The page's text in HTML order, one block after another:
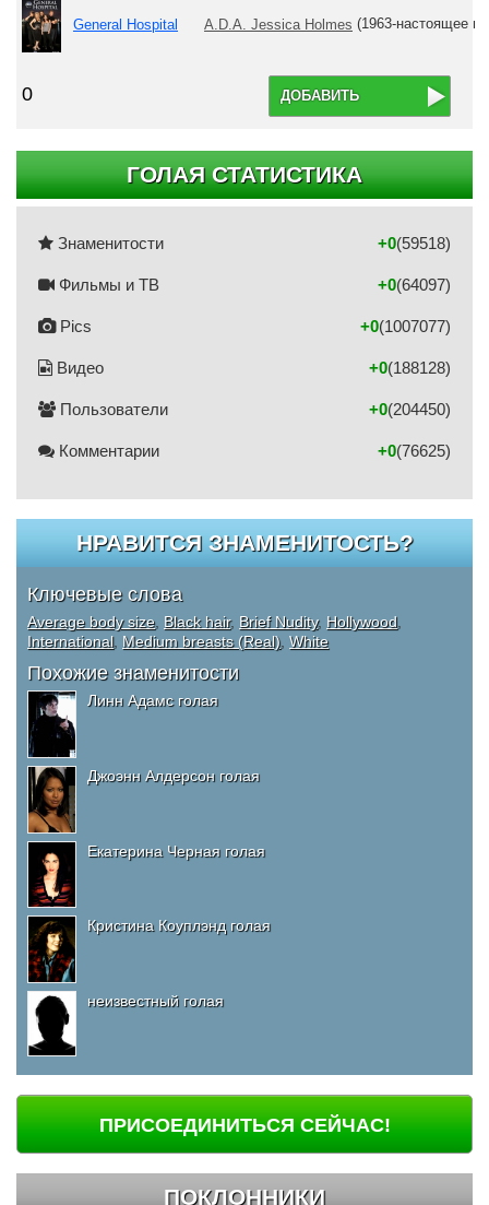
General Hospital A.D.A. Jessica Holmes (1963-настоящее
ДОБАВИТЬ
0
ГОЛАЯ СТАТИСТИКА
Знаменитости (59518)
+0
Фильмы и ТВ (64097)
+0
Pics (1007077)
+0
Видео (188128)
+0
Пользователи (204450)
+0
Комментарии (76625)
+0
НРАВИТСЯ ЗНАМЕНИТОСТЬ?
Ключевые слова
Average body size, Black hair, Brief Nudity, Hollywood,
International, Medium breasts (Real), White
Похожие знаменитости
Линн Адамс голая
Джоэнн Алдерсон голая
Екатерина Черная голая
Кристина Коуплэнд голая
неизвестный голая
ПРИСОЕДИНИТЬСЯ СЕЙЧАС!
ПОКЛОННИКИ